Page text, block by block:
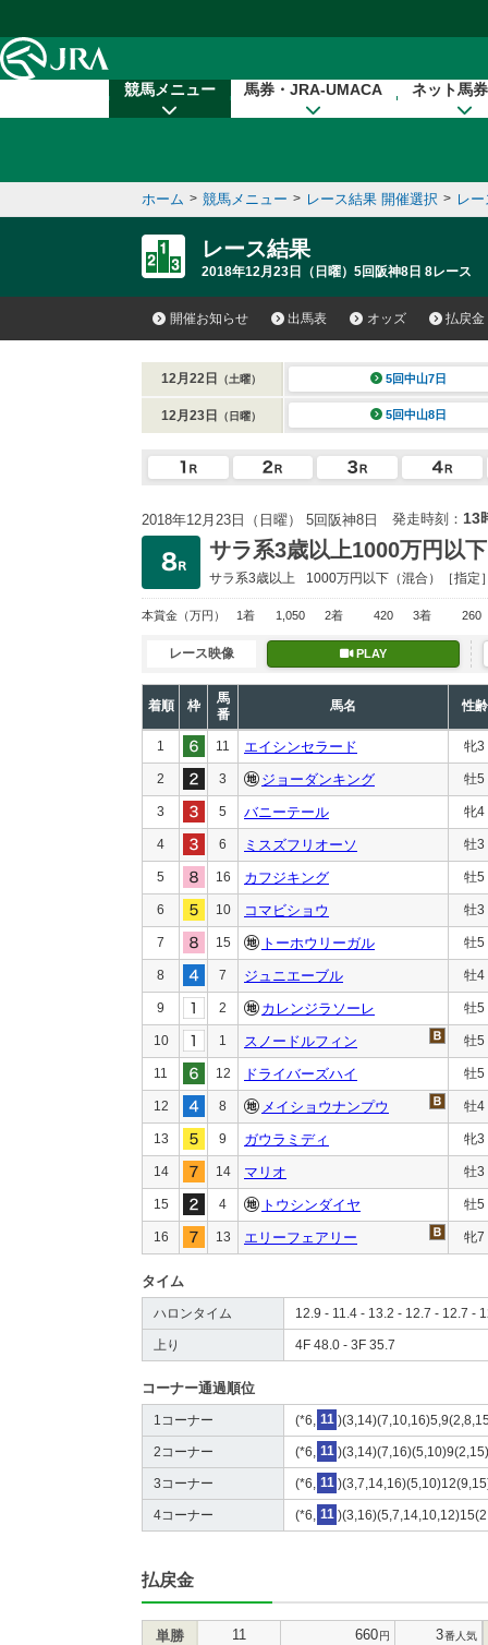
競馬メニュー 馬券・JRA-UMACA ネット馬
ホーム > 競馬メニュー > レース結果 開催選択 > レ
レース結果
2018年12月23日（日曜）5回阪神8日 8レース
開催お知らせ 出馬表 オッズ 払戻金
12月22日 （土曜） 5回中山7日
12月23日 （日曜） 5回中山8日
2018年12月23日（日曜） 5回阪神8日 発走時刻： 13
サラ系3歳以上1000万円以下
サラ系3歳以上 1000万円以下 （混合）［指定
本賞金 （万円） 1着 1,050 2着 420 3着 260
レース映像 PLAY
着順 枠
馬
番
馬名 性齢
1 11 エイシンセラード 牝3
2 3 ジョーダンキング 牡5
3 5 バニーテール 牝4
4 6 ミスズフリオーソ 牡3
5 16 カフジキング 牡5
6 10 コマビショウ 牡3
7 15 トーホウリーガル 牡5
8 7 ジュニエーブル 牡4
9 2 カレンジラソーレ 牡5
10 1 スノードルフィン 牡5
11 12 ドライバーズハイ 牡5
12 8 メイショウナンプウ 牡4
13 9 ガウラミディ 牝3
14 14 マリオ 牡3
15 4 トウシンダイヤ 牡5
16 13 エリーフェアリー 牝7
タイム
ハロンタイム 12.9 - 11.4 - 13.2 - 12.7 - 12.7 -
上り 4F 48.0 - 3F 35.7
コーナー通過順位
1コーナー (*6, 11
2コーナー (*6, 11
3コーナー (*6, 11
4コーナー (*6, 11
払戻金
単勝 11 660円 3番人気